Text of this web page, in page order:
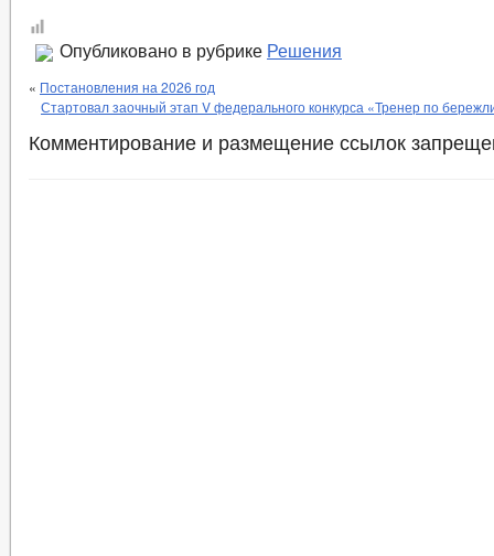
Опубликовано в рубрике Решения
« Постановления на 2026 год
Стартовал заочный этап V федерального конкурса «Тренер по
Комментирование и размещение ссылок